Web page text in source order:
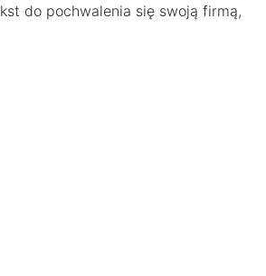
do pochwalenia się swoją firmą,